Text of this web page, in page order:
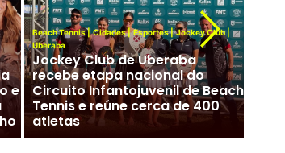
Cidades| Colunas| Frente a Frente|
Moura Miranda
| Uberaba
Frente A Frente com Moura
Miranda